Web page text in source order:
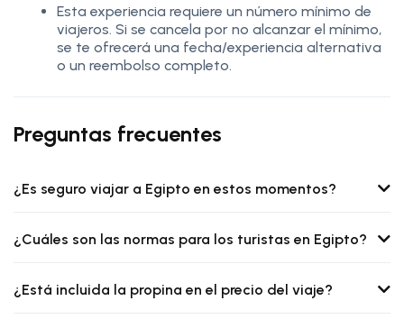
Esta experiencia requiere un número mínimo de
viajeros. Si se cancela por no alcanzar el mínimo,
se te ofrecerá una fecha/experiencia alternativa
o un reembolso completo.
Preguntas frecuentes
¿Es seguro viajar a Egipto en estos momentos?
¿Cuáles son las normas para los turistas en Egipto?
¿Está incluida la propina en el precio del viaje?